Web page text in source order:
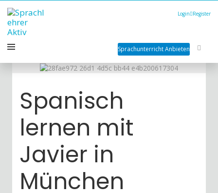
Login Register
Sprachunterricht Anbieten
Spanisch
lernen mit
Javier in
München